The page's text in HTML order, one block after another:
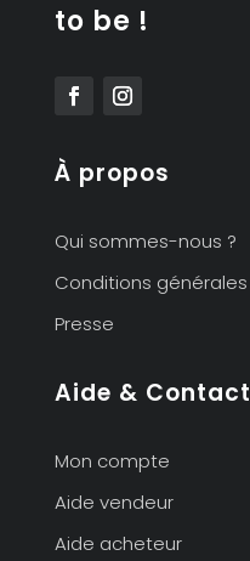
to be !
À propos
Qui sommes-nous ?
Conditions générales
Presse
Aide & Contact
Mon compte
Aide vendeur
Aide acheteur